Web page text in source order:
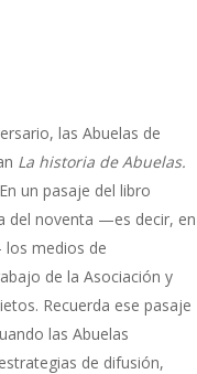
las Abuelas de
La historia de Abuelas.
un pasaje del libro
del noventa —es decir, en
medios de
de la Asociación y
Recuerda ese pasaje
las Abuelas
de difusión,